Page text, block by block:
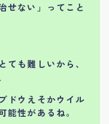
せない」ってこと
ても難しいから、
ドウえそかウイル
能性があるね。